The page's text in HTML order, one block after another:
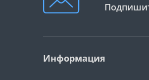
Информация